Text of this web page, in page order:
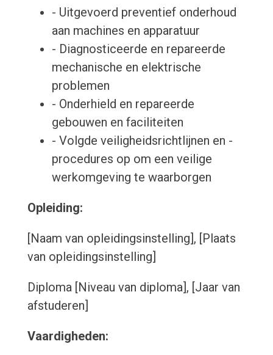
- Uitgevoerd preventief onderhoud
aan machines en apparatuur
- Diagnosticeerde en repareerde
mechanische en elektrische
problemen
- Onderhield en repareerde
gebouwen en faciliteiten
- Volgde veiligheidsrichtlijnen en -
procedures op om een veilige
werkomgeving te waarborgen
Opleiding:
[Naam van opleidingsinstelling], [Plaats
van opleidingsinstelling]
Diploma [Niveau van diploma], [Jaar van
afstuderen]
Vaardigheden: